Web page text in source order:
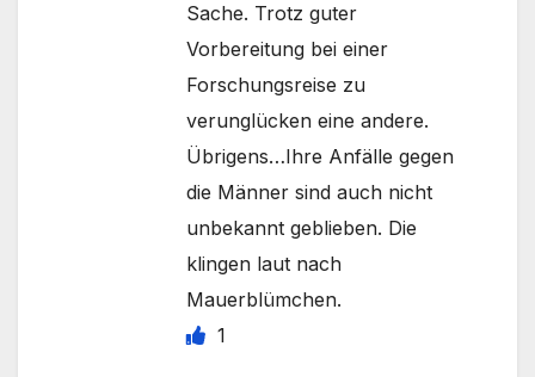
Sache. Trotz guter
Vorbereitung bei einer
Forschungsreise zu
verunglücken eine andere.
Übrigens…Ihre Anfälle gegen
die Männer sind auch nicht
unbekannt geblieben. Die
klingen laut nach
Mauerblümchen.
1